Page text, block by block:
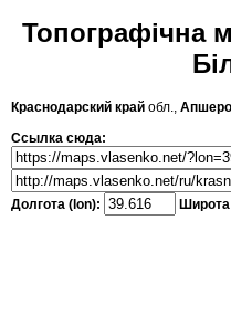
Топографічна
Краснодарский край обл.,
Ссылка сюда:
Долгота (lon):